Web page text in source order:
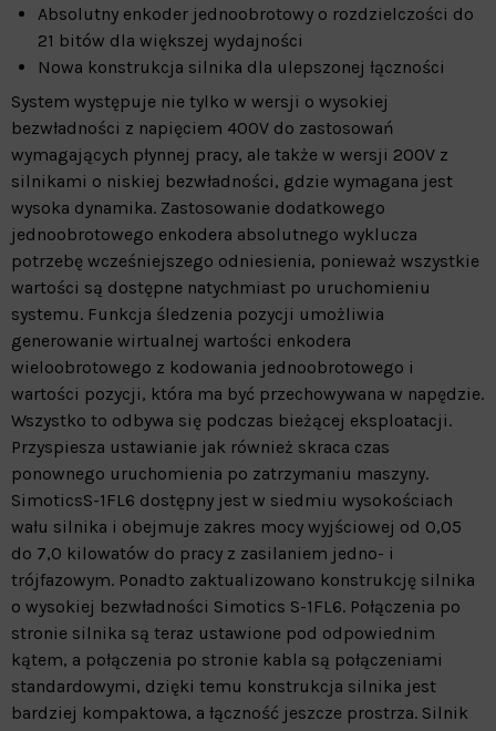
Absolutny enkoder jednoobrotowy o rozdzielczości do
21 bitów dla większej wydajności
Nowa konstrukcja silnika dla ulepszonej łączności
System występuje nie tylko w wersji o wysokiej
bezwładności z napięciem 400V do zastosowań
wymagających płynnej pracy, ale także w wersji 200V z
silnikami o niskiej bezwładności, gdzie wymagana jest
wysoka dynamika. Zastosowanie dodatkowego
jednoobrotowego enkodera absolutnego wyklucza
potrzebę wcześniejszego odniesienia, ponieważ wszystkie
wartości są dostępne natychmiast po uruchomieniu
systemu. Funkcja śledzenia pozycji umożliwia
generowanie wirtualnej wartości enkodera
wieloobrotowego z kodowania jednoobrotowego i
wartości pozycji, która ma być przechowywana w napędzie.
Wszystko to odbywa się podczas bieżącej eksploatacji.
Przyspiesza ustawianie jak również skraca czas
ponownego uruchomienia po zatrzymaniu maszyny.
SimoticsS-1FL6 dostępny jest w siedmiu wysokościach
wału silnika i obejmuje zakres mocy wyjściowej od 0,05
do 7,0 kilowatów do pracy z zasilaniem jedno- i
trójfazowym. Ponadto zaktualizowano konstrukcję silnika
o wysokiej bezwładności Simotics S-1FL6. Połączenia po
stronie silnika są teraz ustawione pod odpowiednim
kątem, a połączenia po stronie kabla są połączeniami
standardowymi, dzięki temu konstrukcja silnika jest
bardziej kompaktowa, a łączność jeszcze prostrza. Silnik